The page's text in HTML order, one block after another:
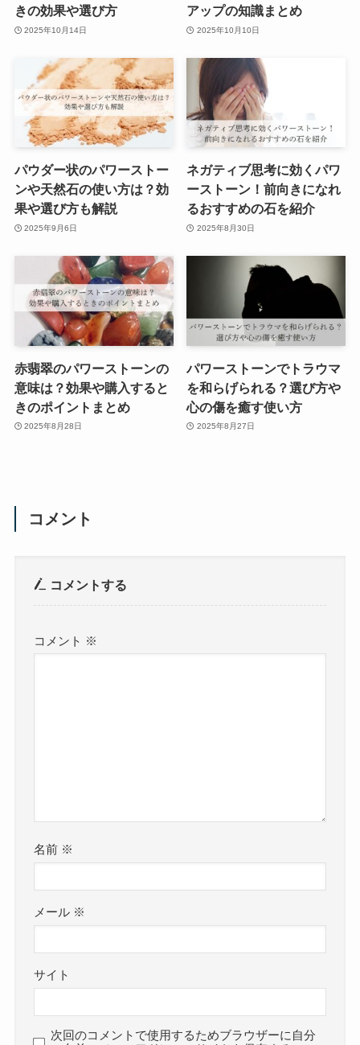
きの効果や選び方
2025年10月14日
アップの知識まとめ
2025年10月10日
パウダー状のパワーストー
ンや天然石の使い方は？効
果や選び方も解説
2025年9月6日
ネガティブ思考に効くパワ
ーストーン！前向きになれ
るおすすめの石を紹介
2025年8月30日
赤翡翠のパワーストーンの
意味は？効果や購入すると
きのポイントまとめ
2025年8月28日
パワーストーンでトラウマ
を和らげられる？選び方や
心の傷を癒す使い方
2025年8月27日
コメント
コメントする
コメント ※
名前 ※
メール ※
サイト
次回のコメントで使用するためブラウザーに自分